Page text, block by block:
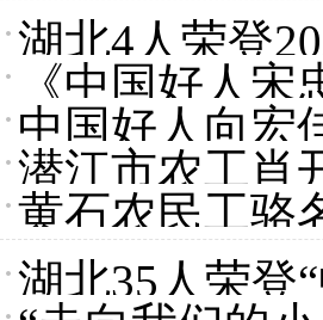
湖北4人荣登
《中国好人
中国好人向宏
潜江市农工肖
黄石农民工骆
湖北35人荣登